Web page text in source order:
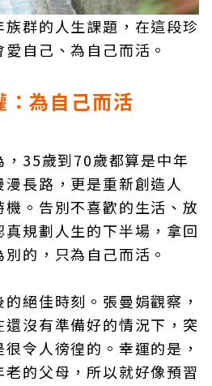
群的人生課題，在這段珍
自己、為自己而活。
為自己而活
35歲到70歲都算是中年
長路，更是重新創造人
。告別不喜歡的生活、放
規劃人生的下半場，拿回
的，只為自己而活。
絕佳時刻。張曼娟觀察，
沒有準備好的情況下，突
令人徬徨的。幸運的是，
老的父母，所以就好像預習